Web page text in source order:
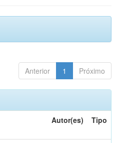
Anterior 1 Próximo
Autor(es) Tipo